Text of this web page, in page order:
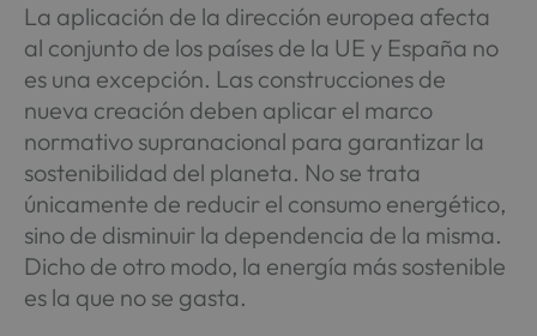
La aplicación de la dirección europea afecta
al conjunto de los países de la UE y España no
es una excepción. Las construcciones de
nueva creación deben aplicar el marco
normativo supranacional para garantizar la
sostenibilidad del planeta. No se trata
únicamente de reducir el consumo energético,
sino de disminuir la dependencia de la misma.
Dicho de otro modo, la energía más sostenible
es la que no se gasta.